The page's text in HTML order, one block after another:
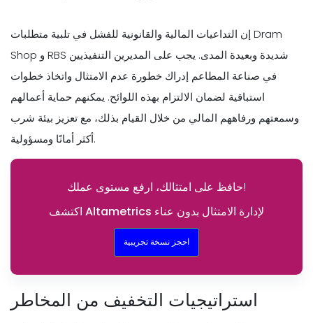
إن التداعيات المالية والقانونية للفشل في تلبية متطلبات Dram
Shop و RBS شديدة وبعيدة المدى. يجب على المديرين التنفيذيين
في صناعة المطاعم إدراك خطورة عدم الامتثال واتخاذ خطوات
استباقية لضمان الالتزام بهذه اللوائح. يمكنهم حماية أعمالهم
وسمعتهم ورفاههم المالي من خلال القيام بذلك، مع تعزيز بيئة شرب
أكثر أمانًا ومسؤولية.
حافظ على امتثالك، ارفع مستوى عملك!
اكتشف Altametrics لإدارة الامتثال بدون عناء
احجز نسخة تجريبية
استراتيجيات التخفيف من المخاطر